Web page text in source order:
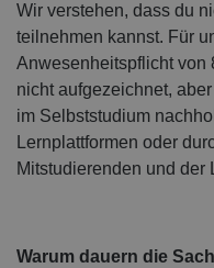
Wir verstehen, dass du
teilnehmen kannst. Für
Anwesenheitspflicht von
nicht aufgezeichnet,
im Selbststudium
Lernplattformen oder
Mitstudierenden und der
Warum dauern die